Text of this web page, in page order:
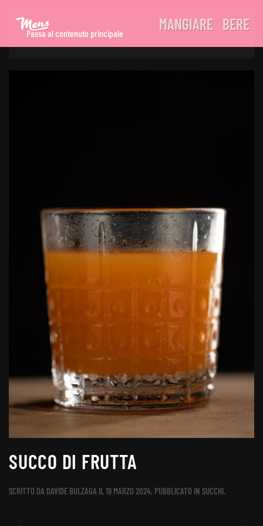
Passa al contenuto principale
MANGIARE BERE
SUCCO DI FRUTTA
SCRITTO DA DAVIDE BULZAGA IL 19 MARZO 2024. PUBBLICATO IN SUCCHI.